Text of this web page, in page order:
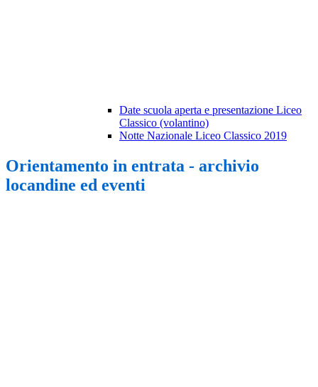
Date scuola aperta e presentazione Liceo
Classico (volantino)
Notte Nazionale Liceo Classico 2019
Orientamento in entrata - archivio
locandine ed eventi